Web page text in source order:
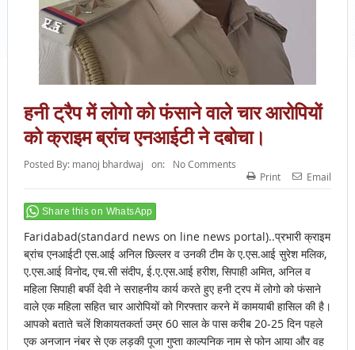
हनी ट्रैप में लोगो को फंसाने वाले चार आरोपियों
को क्राइम ब्रांच एनआईटी ने दबोचा।
Posted By: manoj bhardwaj on:
No Comments
Print
Email
Share this on WhatsApp
Faridabad(standard news on line news portal)..प्रभारी क्राइम
ब्रांच एनआईटी एस.आई अनिल छिल्लर व उनकी टीम के ए.एस.आई सुरेश मलिक,
ए.एस.आई विनोद, एच.सी संदीप, ई.ए.एस.आई हरीश, सिपाही अमित, अनिल व
महिला सिपाही बर्फी देवी ने सराहनीय कार्य करते हुए हनी ट्रप में लोगो को फंसाने
वाले एक महिला सहित चार आरोपियों को गिरफ्तार करने में कामयाबी हासिल की है।
आपको बताते चलें शिकायतकर्ता उम्र 60 साल के पास करीब 20-25 दिन पहले
एक अनजान नंबर से एक लड़की पूजा गुप्ता काल्पनिक नाम से फोन आया और वह